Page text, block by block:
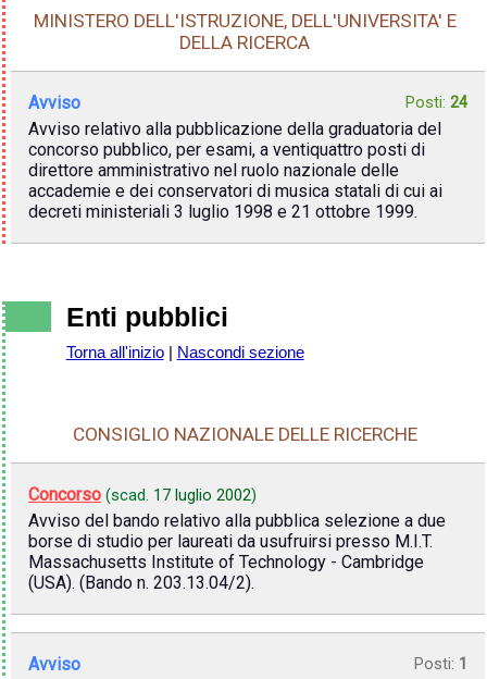
MINISTERO DELL'ISTRUZIONE, DELL'UNIVERSITA' E
DELLA RICERCA
Avviso Posti: 24
Avviso relativo alla pubblicazione della graduatoria del
concorso pubblico, per esami, a ventiquattro posti di
direttore amministrativo nel ruolo nazionale delle
accademie e dei conservatori di musica statali di cui ai
decreti ministeriali 3 luglio 1998 e 21 ottobre 1999.
Enti pubblici
Torna all'inizio| Nascondi sezione
CONSIGLIO NAZIONALE DELLE RICERCHE
Concorso (scad. 17 luglio 2002)
Avviso del bando relativo alla pubblica selezione a due
borse di studio per laureati da usufruirsi presso M.I.T.
Massachusetts Institute of Technology - Cambridge
(USA). (Bando n. 203.13.04/2).
Avviso Posti: 1